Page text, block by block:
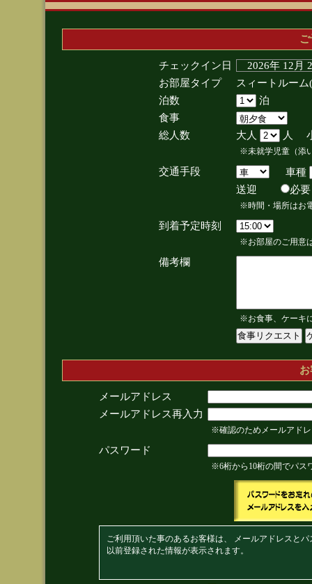
チェックイン日
2026年 12
お部屋タイプ
スィートルー
泊数
泊
食事
総人数
大人 人
※未就学児童（添
交通手段
車種
送迎
※時間・場所はお
到着予定時刻
※お部屋のご用意
備考欄
※お食事、ケーキ
メールアドレス
メールアドレス再入力
※確認のためメールアド
パスワード
※6桁から10桁の間でパス
ご利用頂いた事のあるお客様は、 メールアドレスと
以前登録された情報が表示されます。